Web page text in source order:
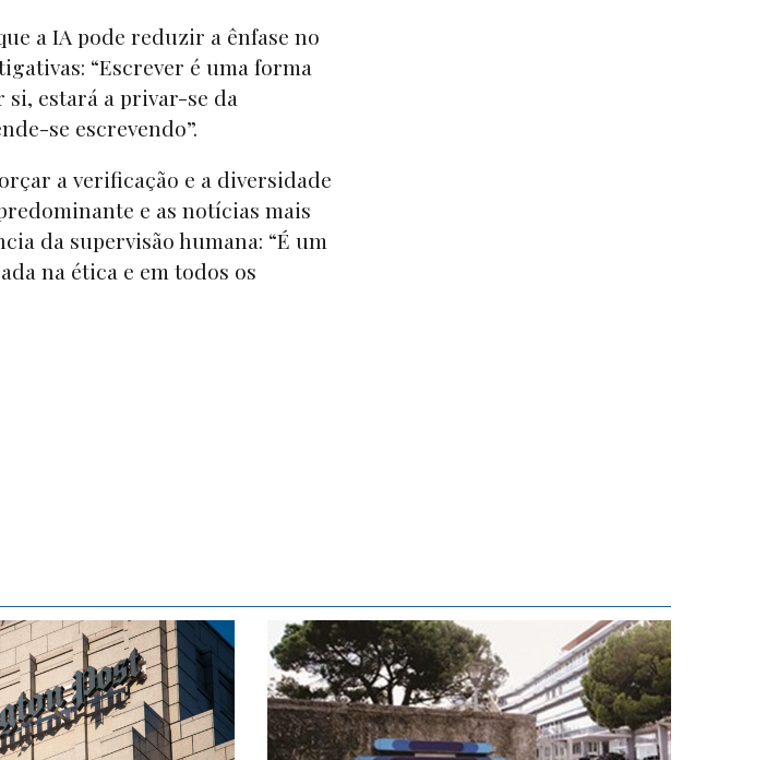
a IA pode reduzir a ênfase no
“Escrever é uma forma
si, estará a privar-se da
se escrevendo”.
a verificação e a diversidade
e as notícias mais
da supervisão humana: “É um
na ética e em todos os